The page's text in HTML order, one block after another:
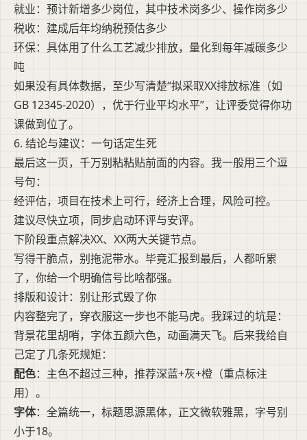
就业：预计新增多少岗位，其中技术岗多少、操作岗多少
税收：建成后年均纳税预估多少
环保：具体用了什么工艺减少排放，量化到每年减碳多少
吨
如果没有具体数据，至少写清楚“拟采取XX排放标准（如
GB 12345-2020），优于行业平均水平”，让评委觉得你功
课做到位了。
6. 结论与建议：一句话定生死
最后这一页，千万别粘粘贴前面的内容。我一般用三个逗
号句：
经评估，项目在技术上可行，经济上合理，风险可控。
建议尽快立项，同步启动环评与安评。
下阶段重点解决XX、XX两大关键节点。
写得干脆点，别拖泥带水。毕竟汇报到最后，人都听累
了，你给一个明确信号比啥都强。
排版和设计：别让形式毁了你
内容整完了，穿衣服这一步也不能马虎。我踩过的坑是：
背景花里胡哨，字体五颜六色，动画满天飞。后来我给自
己定了几条死规矩：
配色：主色不超过三种，推荐深蓝+灰+橙（重点标注
用）。
字体：全篇统一，标题思源黑体，正文微软雅黑，字号别
小于18。